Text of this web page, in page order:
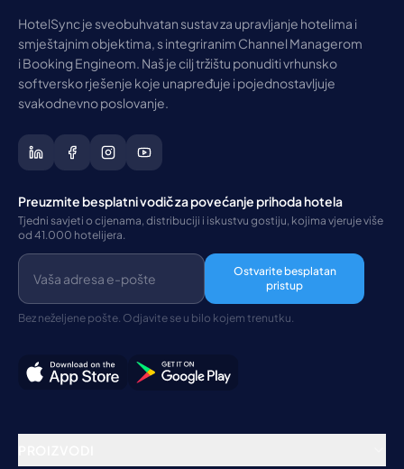
HotelSync je sveobuhvatan sustav za upravljanje hotelima i
smještajnim objektima, s integriranim Channel Managerom
i Booking Engineom. Naš je cilj tržištu ponuditi vrhunsko
softversko rješenje koje unapređuje i pojednostavljuje
svakodnevno poslovanje.
Preuzmite besplatni vodič za povećanje prihoda hotela
Tjedni savjeti o cijenama, distribuciji i iskustvu gostiju, kojima vjeruje više
od 41.000 hotelijera.
Ostvarite besplatan
pristup
Bez neželjene pošte. Odjavite se u bilo kojem trenutku.